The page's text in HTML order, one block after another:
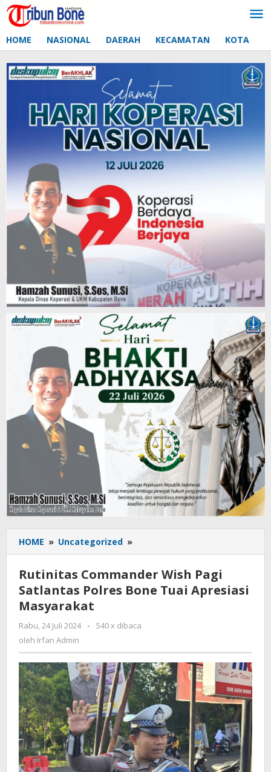
Lewati
ke
HOME NASIONAL DAERAH KECAMATAN KOTA
HOME » Uncategorized »
Commander
Wish
Pagi
Satlantas
Tuai
Masyarakat
Rutinitas Commander Wish Pagi
Satlantas Polres Bone Tuai Apresiasi
Masyarakat
Rabu, 24 Juli 2024
oleh
-
540 x dibaca
oleh Irfan Admin